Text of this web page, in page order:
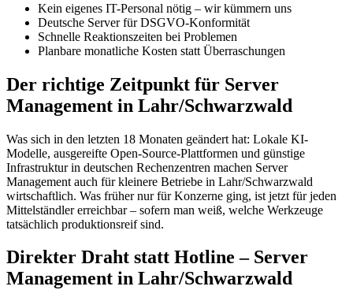
Kein eigenes IT-Personal nötig – wir kümmern uns
Deutsche Server für DSGVO-Konformität
Schnelle Reaktionszeiten bei Problemen
Planbare monatliche Kosten statt Überraschungen
Der richtige Zeitpunkt für Server
Management in Lahr/Schwarzwald
Was sich in den letzten 18 Monaten geändert hat: Lokale KI-
Modelle, ausgereifte Open-Source-Plattformen und günstige
Infrastruktur in deutschen Rechenzentren machen Server
Management auch für kleinere Betriebe in Lahr/Schwarzwald
wirtschaftlich. Was früher nur für Konzerne ging, ist jetzt für jeden
Mittelständler erreichbar – sofern man weiß, welche Werkzeuge
tatsächlich produktionsreif sind.
Direkter Draht statt Hotline – Server
Management in Lahr/Schwarzwald